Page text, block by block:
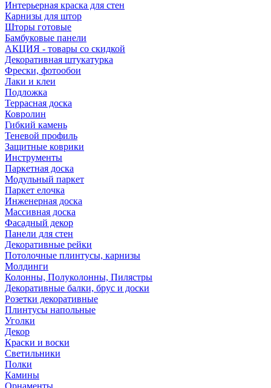
Интерьерная краска для стен
Карнизы для штор
Шторы готовые
Бамбуковые панели
АКЦИЯ - товары со скидкой
Декоративная штукатурка
Фрески, фотообои
Лаки и клеи
Подложка
Террасная доска
Ковролин
Гибкий камень
Теневой профиль
Защитные коврики
Инструменты
Паркетная доска
Модульный паркет
Паркет елочка
Инженерная доска
Массивная доска
Фасадный декор
Панели для стен
Декоративные рейки
Потолочные плинтусы, карнизы
Молдинги
Колонны, Полуколонны, Пилястры
Декоративные балки, брус и доски
Розетки декоративные
Плинтусы напольные
Уголки
Декор
Краски и воски
Светильники
Полки
Камины
Орнаменты